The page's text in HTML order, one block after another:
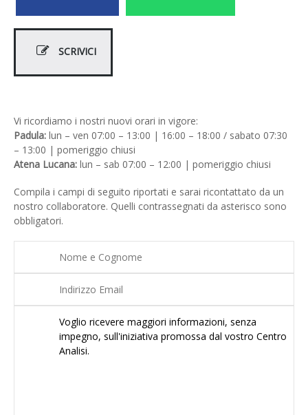
SCRIVICI
Vi ricordiamo i nostri nuovi orari in vigore:
Padula: lun – ven 07:00 – 13:00 | 16:00 – 18:00 / sabato 07:30
– 13:00 | pomeriggio chiusi
Atena Lucana: lun – sab 07:00 – 12:00 | pomeriggio chiusi
Compila i campi di seguito riportati e sarai ricontattato da un
nostro collaboratore. Quelli contrassegnati da asterisco sono
obbligatori.